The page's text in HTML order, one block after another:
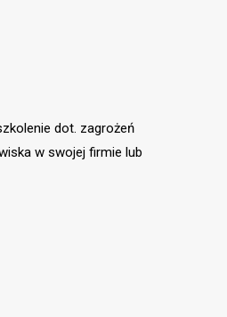
dot. zagrożeń
w swojej firmie lub